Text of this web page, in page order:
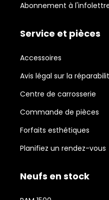
Abonnement à
Service et pièces
Accessoires
Avis légal sur la
Centre de carrosserie
Commande de pièces
Forfaits esthétiques
Planifiez un rendez-vous
Neufs en stock